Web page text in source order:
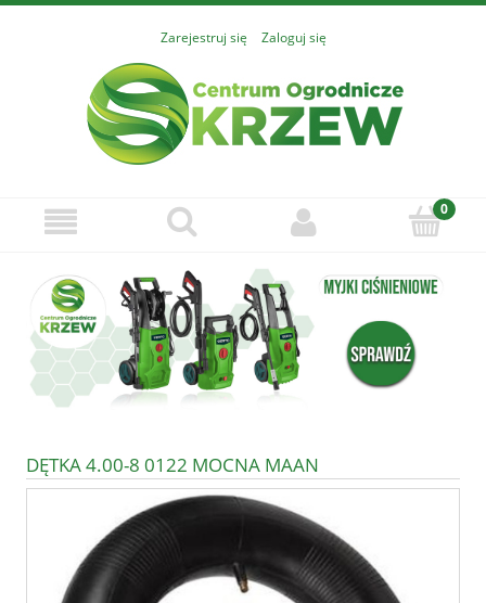
Zarejestruj się Zaloguj się
DĘTKA 4.00-8 0122 MOCNA MAAN